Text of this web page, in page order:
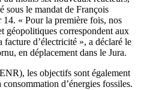
sous le mandat de François
« Pour la première fois, nos
géopolitiques correspondent aux
facture d’électricité », a déclaré le
en déplacement dans le Jura.
les objectifs sont également
d’énergies fossiles.